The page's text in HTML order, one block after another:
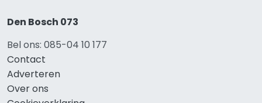
Den Bosch 073
Bel ons: 085-04 10 177
Contact
Adverteren
Over ons